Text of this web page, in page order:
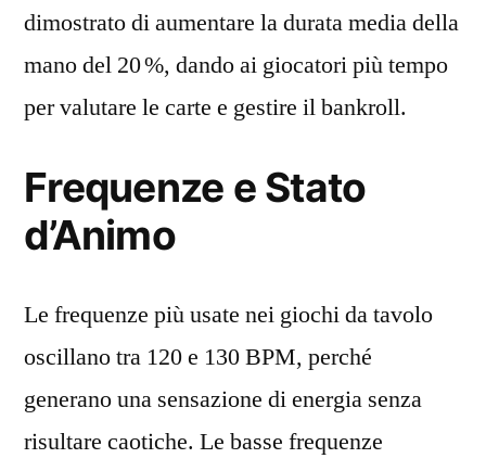
della
Personalizzazione
Strategie
Volume,
Pause
Obbligatorie,
Dashboard
dimostrato di aumentare la durata media della
mano del 20 %, dando ai giocatori più tempo
per valutare le carte e gestire il bankroll.
Frequenze e Stato
d’Animo
Le frequenze più usate nei giochi da tavolo
oscillano tra 120 e 130 BPM, perché
generano una sensazione di energia senza
risultare caotiche. Le basse frequenze